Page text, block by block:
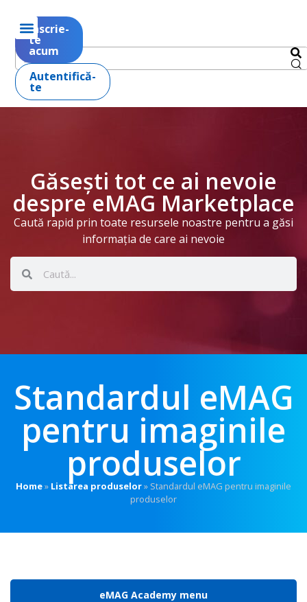
Înscrie-
te
acum
Autentifică-
te
Găsești tot ce ai nevoie
despre eMAG Marketplace
Caută rapid prin toate resursele noastre pentru a găsi
informația de care ai nevoie
Standardul eMAG
pentru imaginile
produselor
Home» Listarea produselor» Standardul eMAG pentru imaginile
produselor
eMAG Academy menu